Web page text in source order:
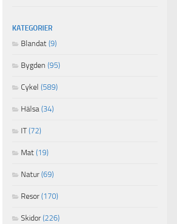
KATEGORIER
Blandat (9)
Bygden (95)
Cykel (589)
Hälsa (34)
IT(72)
Mat (19)
Natur(69)
Resor(170)
Skidor(226)